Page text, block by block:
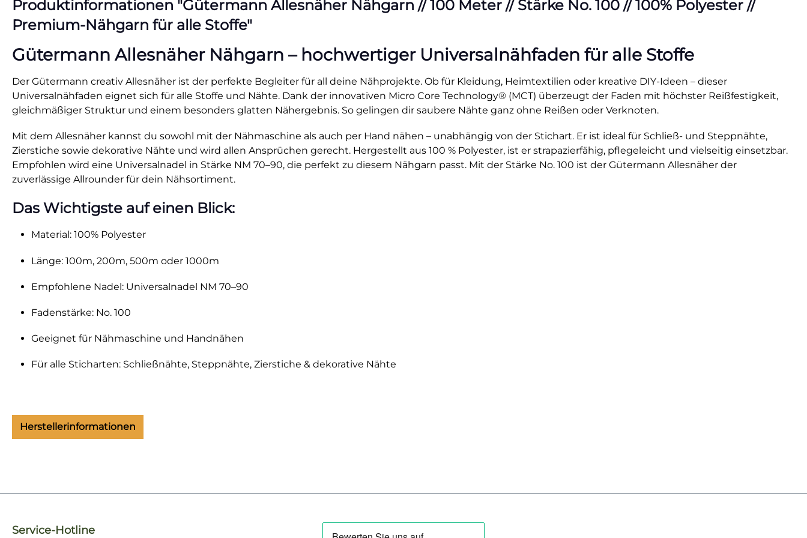
Produktinformationen "Gütermann Allesnäher Nähgarn // 100 Meter // Stärke No. 100 // 100% Polyester //
Premium-Nähgarn für alle Stoffe"
Gütermann Allesnäher Nähgarn – hochwertiger Universalnähfaden für alle Stoffe
Der Gütermann creativ Allesnäher ist der perfekte Begleiter für all deine Nähprojekte. Ob für Kleidung, Heimtextilien oder kreative DIY-Ideen – dieser
Universalnähfaden eignet sich für alle Stoffe und Nähte. Dank der innovativen Micro Core Technology® (MCT) überzeugt der Faden mit höchster Reißfestigkeit,
gleichmäßiger Struktur und einem besonders glatten Nähergebnis. So gelingen dir saubere Nähte ganz ohne Reißen oder Verknoten.
Mit dem Allesnäher kannst du sowohl mit der Nähmaschine als auch per Hand nähen – unabhängig von der Stichart. Er ist ideal für Schließ- und Steppnähte,
Zierstiche sowie dekorative Nähte und wird allen Ansprüchen gerecht. Hergestellt aus 100 % Polyester, ist er strapazierfähig, pflegeleicht und vielseitig einsetzbar.
Empfohlen wird eine Universalnadel in Stärke NM 70–90, die perfekt zu diesem Nähgarn passt. Mit der Stärke No. 100 ist der Gütermann Allesnäher der
zuverlässige Allrounder für dein Nähsortiment.
Das Wichtigste auf einen Blick:
Material: 100% Polyester
Länge: 100m, 200m, 500m oder 1000m
Empfohlene Nadel: Universalnadel NM 70–90
Fadenstärke: No. 100
Geeignet für Nähmaschine und Handnähen
Für alle Sticharten: Schließnähte, Steppnähte, Zierstiche & dekorative Nähte
Herstellerinformationen
Service-Hotline